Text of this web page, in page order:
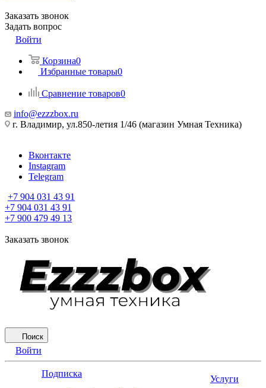
Заказать звонок
Задать вопрос
Войти
Корзина0
Избранные товары0
Сравнение товаров0
info@ezzzbox.ru
г. Владимир, ул.850-летия 1/46 (магазин Умная Техника)
Вконтакте
Instagram
Telegram
+7 904 031 43 91
+7 904 031 43 91
+7 900 479 49 13
Заказать звонок
Поиск
Войти
Подписка
Услуги